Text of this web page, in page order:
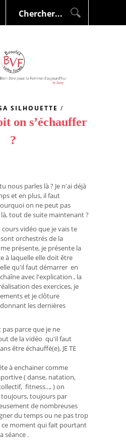
SILHOUETTE /
on s’échauffer
?
nous parles là ? Je n'ai déjà
et en plus, il faut
on ne peut pas
tout de suite maintenant ?
cours vidéo que je vais te
orchestrés de la
présente, je présente la
à laquelle elle doit être
qu'il faut démarrer en
avec l'explication , la
des exercices, je
et je clôture
les dernières
pas parce que je ne
de la vidéo qu'il faut
être échauffé(e), JE TE
à enchainer comme
( danse, natation,
fitness..., ) on
toujours par
de nombreuses
du temps ou ne pas trop
moment qui fait pourtant
séance .